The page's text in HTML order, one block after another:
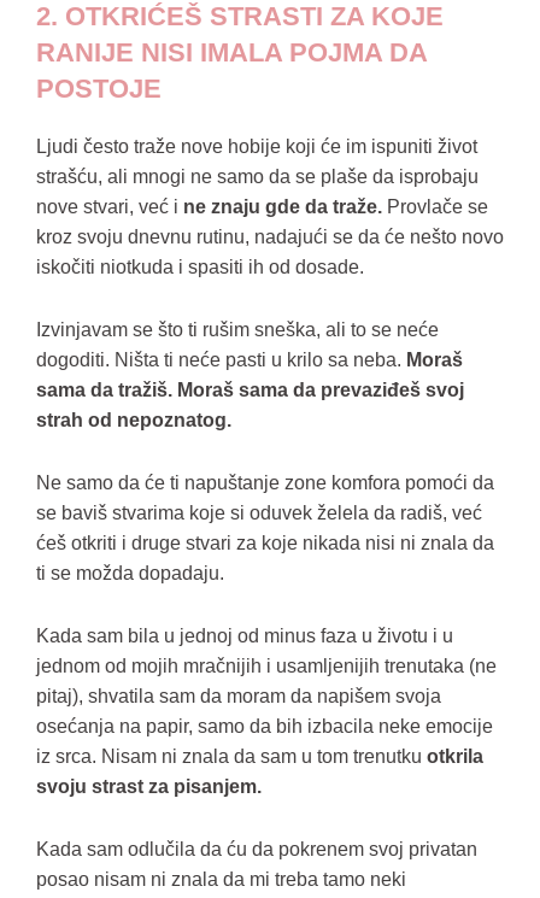
2. OTKRIĆEŠ STRASTI ZA KOJE
RANIJE NISI IMALA POJMA DA
POSTOJE
Ljudi često traže nove hobije koji će im ispuniti život
strašću, ali mnogi ne samo da se plaše da isprobaju
nove stvari, već i ne znaju gde da traže. Provlače se
kroz svoju dnevnu rutinu, nadajući se da će nešto novo
iskočiti niotkuda i spasiti ih od dosade.
Izvinjavam se što ti rušim sneška, ali to se neće
dogoditi. Ništa ti neće pasti u krilo sa neba. Moraš
sama da tražiš. Moraš sama da prevaziđeš svoj
strah od nepoznatog.
Ne samo da će ti napuštanje zone komfora pomoći da
se baviš stvarima koje si oduvek želela da radiš, već
ćeš otkriti i druge stvari za koje nikada nisi ni znala da
ti se možda dopadaju.
Kada sam bila u jednoj od minus faza u životu i u
jednom od mojih mračnijih i usamljenijih trenutaka (ne
pitaj), shvatila sam da moram da napišem svoja
osećanja na papir, samo da bih izbacila neke emocije
iz srca. Nisam ni znala da sam u tom trenutku otkrila
svoju strast za pisanjem.
Kada sam odlučila da ću da pokrenem svoj privatan
posao nisam ni znala da mi treba tamo neki